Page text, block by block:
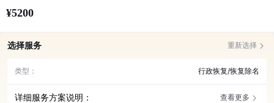
¥5200
选择服务 重新选择
类型： 行政恢复/恢复除名
详细服务方案说明：
查看更多